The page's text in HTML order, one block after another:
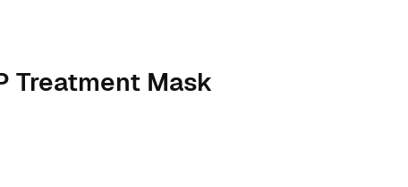
Treatment Mask